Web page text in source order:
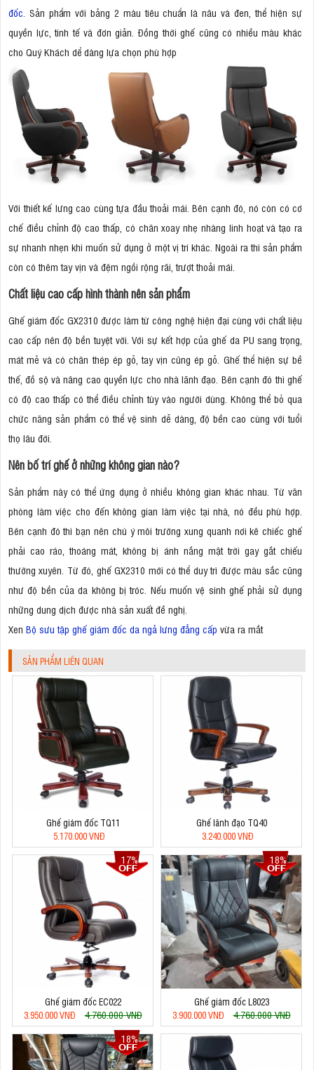
đốc . Sản phẩm với bảng 2 màu tiêu chuẩn là nâu và đen, thể hiện sự
quyền lực, tinh tế và đơn giản. Đồng thời ghế cũng có nhiều màu khác
cho Quý Khách dể dàng lựa chọn phù hợp
Với thiết kế lưng cao cùng tựa đầu thoải mái. Bên cạnh đó, nó còn có cơ
chế điều chỉnh độ cao thấp, có chân xoay nhẹ nhàng linh hoạt và tạo ra
sự nhanh nhẹn khi muốn sử dụng ở một vị trí khác. Ngoài ra thì sản phẩm
còn có thêm tay vịn và đệm ngồi rộng rãi, trượt thoải mái.
Chất liệu cao cấp hình thành nên sản phẩm
Ghế giám đốc GX2310 được làm từ công nghệ hiện đại cùng với chất liệu
cao cấp nên độ bền tuyệt vời. Với sự kết hợp của ghế da PU sang trọng,
mát mẻ và có chân thép ép gỗ, tay vịn cũng ép gỗ. Ghế thể hiện sự bề
thế, đồ sộ và nâng cao quyền lực cho nhà lãnh đạo. Bên cạnh đó thì ghế
có độ cao thấp có thể điều chỉnh tùy vào người dùng. Không thể bỏ qua
chức năng sản phẩm có thể vệ sinh dễ dàng, độ bền cao cùng với tuổi
thọ lâu đời.
Nên bố trí ghế ở những không gian nào?
Sản phẩm này có thể ứng dụng ở nhiều không gian khác nhau. Từ văn
phòng làm việc cho đến không gian làm việc tại nhà, nó đều phù hợp.
Bên cạnh đó thì bạn nên chú ý môi trường xung quanh nơi kê chiếc ghế
phải cao ráo, thoáng mát, không bị ánh nắng mặt trời gay gắt chiếu
thường xuyên. Từ đó, ghế GX2310 mới có thể duy trì được màu sắc cũng
như độ bền của da không bị tróc. Nếu muốn vệ sinh ghế phải sử dụng
những dung dịch được nhà sản xuất đề nghị.
Xen Bộ sưu tập ghế giám đốc da ngả lưng đẳng cấp vừa ra mắt
SẢN PHẨM LIÊN QUAN
Ghế giám đốc TQ11
5.170.000 VNĐ
Ghế lãnh đạo TQ40
3.240.000 VNĐ
17%
Ghế giám đốc EC022
3.950.000 VNĐ
4.760.000 VNĐ
18%
Ghế giám đốc L8023
3.900.000 VNĐ
4.760.000 VNĐ
18%